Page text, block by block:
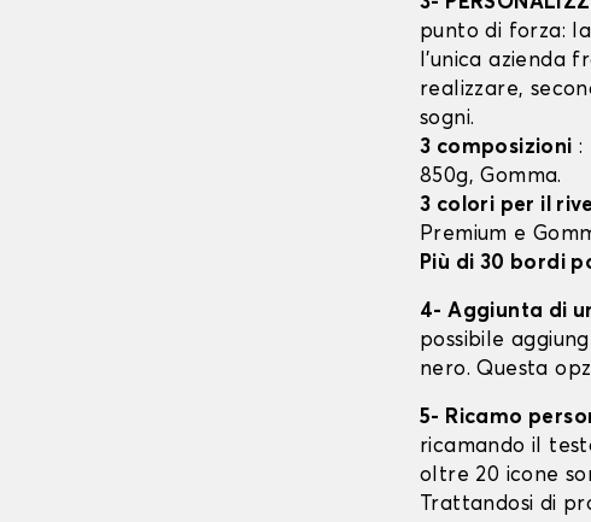
punto di forza:
l’unica azienda
realizzare,
sogni.
3 composizioni :
850g, Gomma.
3 colori per il
Premium e
Più di 30 bordi
4- Aggiunta di
possibile
nero. Questa
5- Ricamo
ricamando il
oltre 20 icone
Trattandosi di